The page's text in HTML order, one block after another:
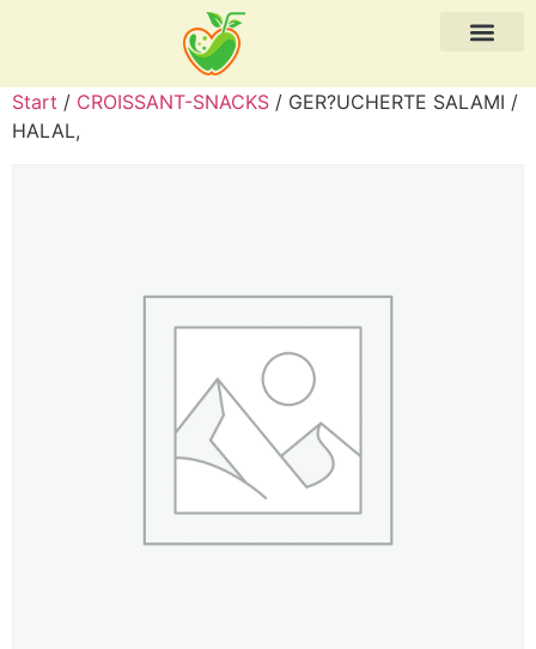
Start / CROISSANT-SNACKS / GER?UCHERTE SALAMI /
HALAL,